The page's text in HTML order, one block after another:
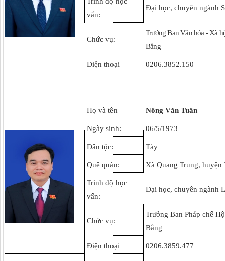
vấn:
Đại học, chuyên ngành
Chức vụ:
Trưởng Ban Văn hóa - Xã
Bằng
Điện thoại 0206.3852.150
Họ và tên Nông Văn Tuân
Ngày sinh: 06/5/1973
Dân tộc: Tày
Quê quán: Xã Quang Trung,
Trình độ học
vấn:
Đại học, chuyên ngành
Chức vụ:
Trưởng Ban Pháp chế
Bằng
Điện thoại 0206.3859.477